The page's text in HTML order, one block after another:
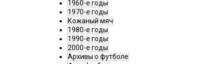
1960-е годы
1970-е годы
Кожаный мяч
1980-е годы
1990-е годы
2000-е годы
Архивы о футболе